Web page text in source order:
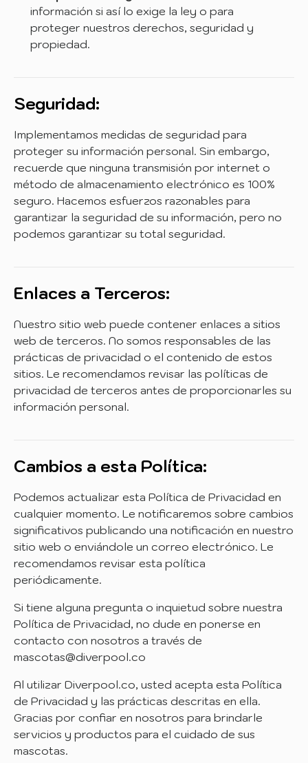
información si así lo exige la ley o para
proteger nuestros derechos, seguridad y
propiedad.
Seguridad:
Implementamos medidas de seguridad para
proteger su información personal. Sin embargo,
recuerde que ninguna transmisión por internet o
método de almacenamiento electrónico es 100%
seguro. Hacemos esfuerzos razonables para
garantizar la seguridad de su información, pero no
podemos garantizar su total seguridad.
Enlaces a Terceros:
Nuestro sitio web puede contener enlaces a sitios
web de terceros. No somos responsables de las
prácticas de privacidad o el contenido de estos
sitios. Le recomendamos revisar las políticas de
privacidad de terceros antes de proporcionarles su
información personal.
Cambios a esta Política:
Podemos actualizar esta Política de Privacidad en
cualquier momento. Le notificaremos sobre cambios
significativos publicando una notificación en nuestro
sitio web o enviándole un correo electrónico. Le
recomendamos revisar esta política
periódicamente.
Si tiene alguna pregunta o inquietud sobre nuestra
Política de Privacidad, no dude en ponerse en
contacto con nosotros a través de
mascotas@diverpool.co
Al utilizar Diverpool.co, usted acepta esta Política
de Privacidad y las prácticas descritas en ella.
Gracias por confiar en nosotros para brindarle
servicios y productos para el cuidado de sus
mascotas.